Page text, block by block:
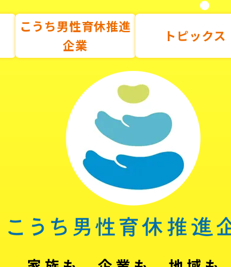
こうち男性育休推進
企業
トピックス